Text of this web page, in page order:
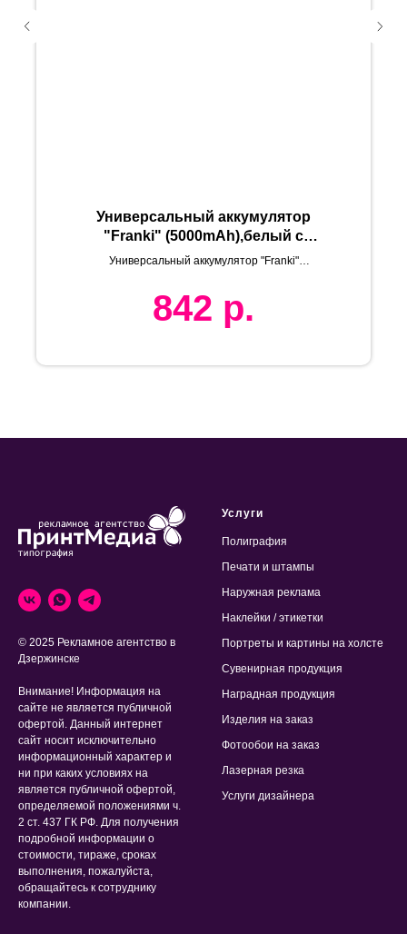
Универсальный аккумулятор
"Franki" (5000mAh),белый с
зеленым, 7,5х12,1х1,1см
Универсальный аккумулятор "Franki"
842 р.
© 2025 Рекламное агентство в
Дзержинске
Внимание! Информация на
сайте не является публичной
офертой. Данный интернет
сайт носит исключительно
информационный характер и
ни при каких условиях на
является публичной офертой,
определяемой положениями ч.
2 ст. 437 ГК РФ. Для получения
подробной информации о
стоимости, тираже, сроках
выполнения, пожалуйста,
обращайтесь к сотруднику
компании.
Услуги
Полиграфия
Печати и штампы
Наружная реклама
Наклейки / этикетки
Портреты и картины на холсте
Сувенирная продукция
Наградная продукция
Изделия на заказ
Фотообои на заказ
Лазерная резка
Услуги дизайнера